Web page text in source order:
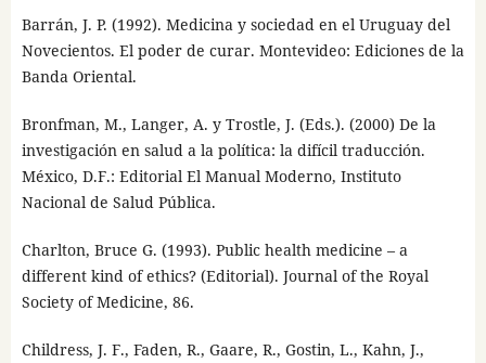
Barrán, J. P. (1992). Medicina y sociedad en el Uruguay del
Novecientos. El poder de curar. Montevideo: Ediciones de la
Banda Oriental.
Bronfman, M., Langer, A. y Trostle, J. (Eds.). (2000) De la
investigación en salud a la política: la difícil traducción.
México, D.F.: Editorial El Manual Moderno, Instituto
Nacional de Salud Pública.
Charlton, Bruce G. (1993). Public health medicine – a
different kind of ethics? (Editorial). Journal of the Royal
Society of Medicine, 86.
Childress, J. F., Faden, R., Gaare, R., Gostin, L., Kahn, J.,